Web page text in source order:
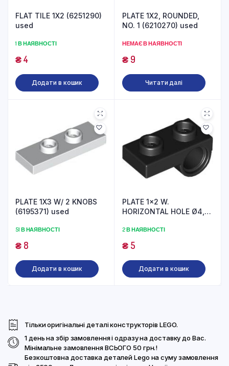
FLAT TILE 1X2 (6251290)
used
1 В НАЯВНОСТІ
₴4
Додати в кошик
PLATE 1X2, ROUNDED,
NO. 1 (6210270) used
НЕМАЄ В НАЯВНОСТІ
₴9
Читати далі
PLATE 1X3 W/ 2 KNOBS
(6195371) used
51 В НАЯВНОСТІ
₴8
Додати в кошик
PLATE 1×2 W.
HORIZONTAL HOLE Ø4,85
2 В НАЯВНОСТІ
₴5
Додати в кошик
Тільки оригінальні деталі конструкторів LEGO.
1 день на збір замовлення і одразу на доставку до Вас.
Мінімальне замовлення ВСЬОГО 50 грн.!
Безкоштовна доставка деталей Lego на суму замовлення